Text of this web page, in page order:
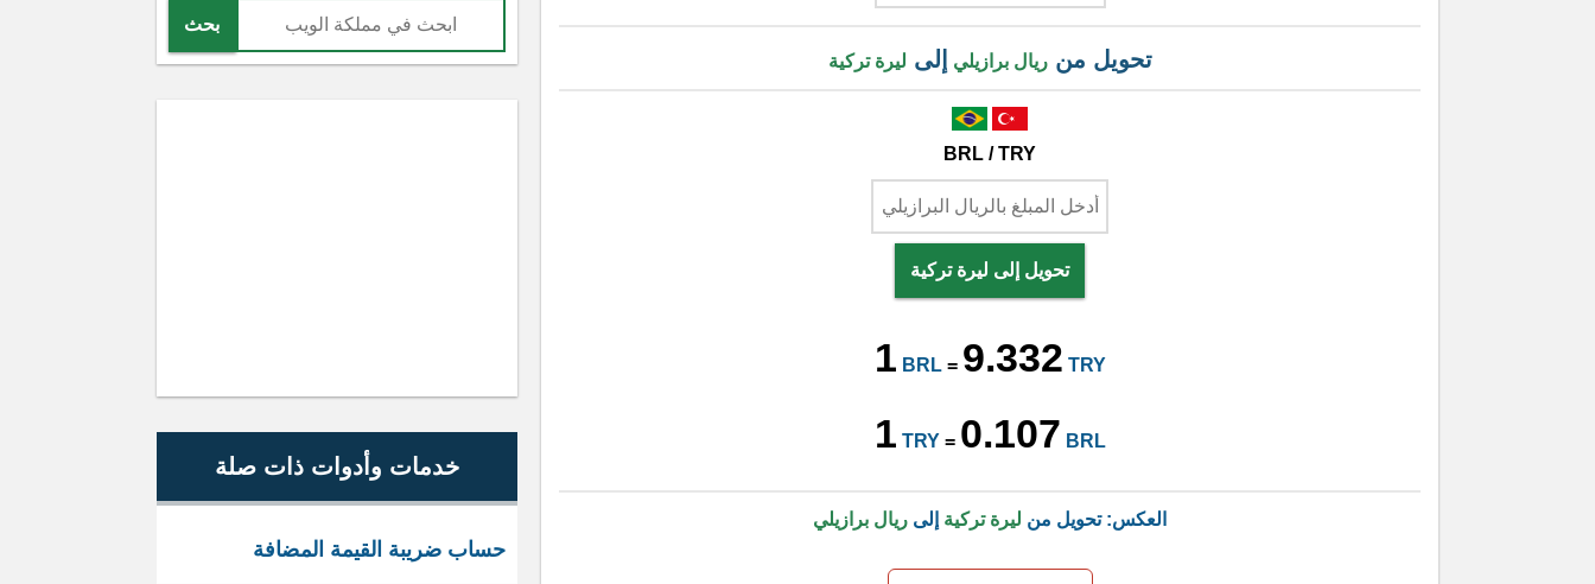
تحويل منريال برازيلي إلى ليرة تركية
BRL / TRY
تحويل إلى ليرة تركية
1 BRL= 9.332 TRY
1 TRY= 0.107 BRL
العكس: تحويل من ليرة تركية إلى ريال برازيلي
بحث
خدمات وأدوات ذات صلة
حساب ضريبة القيمة المضافة